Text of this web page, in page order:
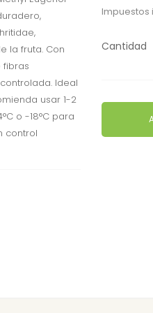
Impuestos
Cantidad
la fruta. Con
fibras
Ideal
usar 1-2
o -18°C para
control